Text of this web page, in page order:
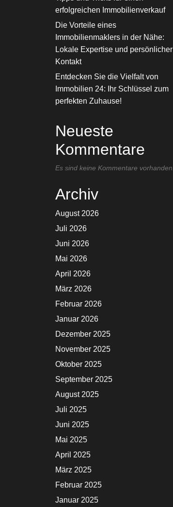
erfolgreichen Immobilienverkauf
Die Vorteile eines
Immobilienmaklers in der Nähe:
Lokale Expertise und persönlicher
Kontakt
Entdecken Sie die Vielfalt von
Immobilien 24: Ihr Schlüssel zum
perfekten Zuhause!
Neueste
Kommentare
Es sind keine Kommentare vorhanden.
Archiv
August 2026
Juli 2026
Juni 2026
Mai 2026
April 2026
März 2026
Februar 2026
Januar 2026
Dezember 2025
November 2025
Oktober 2025
September 2025
August 2025
Juli 2025
Juni 2025
Mai 2025
April 2025
März 2025
Februar 2025
Januar 2025